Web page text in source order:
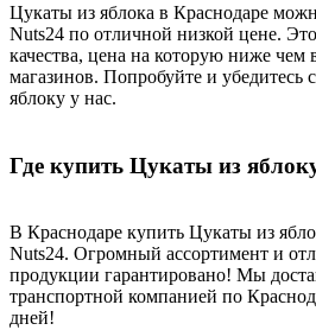
Цукаты из яблока в Краснодаре
Nuts24 по отличной низкой цене.
качества, цена на которую ниже чем
магазинов. Попробуйте и убедитесь
яблоку у нас.
Где купить Цукаты из
В Краснодаре купить Цукаты из
Nuts24. Огромный ассортимент и
продукции гарантировано! Мы
транспортной компанией по
дней!